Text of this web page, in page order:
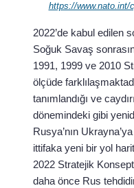
https://www.nato.int/
2022’de kabul edilen
Soğuk Savaş
1991, 1999 ve 2010
ölçüde
tanımlandığı ve
dönemindeki gibi
Rusya’nın
ittifaka yeni bir yol
2022 Stratejik
daha önce Rus